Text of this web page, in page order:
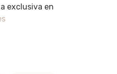
exclusiva en